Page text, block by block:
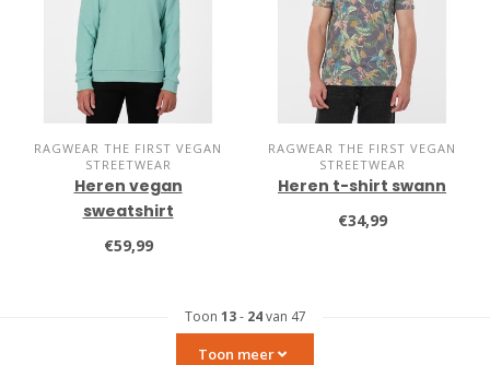
RAGWEAR THE FIRST VEGAN
STREETWEAR
Heren vegan
sweatshirt
€59,99
RAGWEAR THE FIRST VEGAN
STREETWEAR
Heren t-shirt swann
€34,99
Toon 13- 24van 47
Toon meer